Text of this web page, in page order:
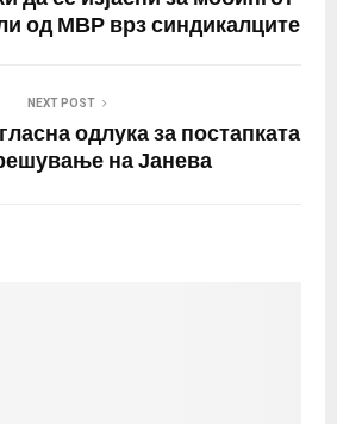
од МВР врз синдикалците
NEXT POST
одлука за постапката
на Јанева